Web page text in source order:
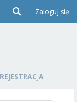
Zaloguj się
REJESTRACJA